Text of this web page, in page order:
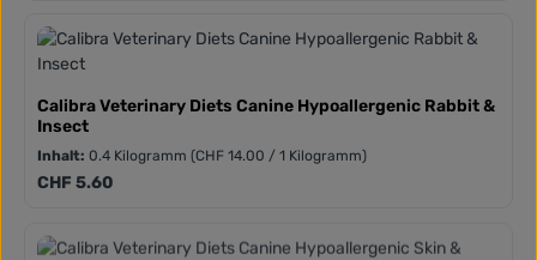
Calibra Veterinary Diets Canine Hypoallergenic Rabbit &
Insect
Inhalt:0.4 Kilogramm(CHF 14.00 / 1 Kilogramm)
Regulärer Preis:
CHF 5.60